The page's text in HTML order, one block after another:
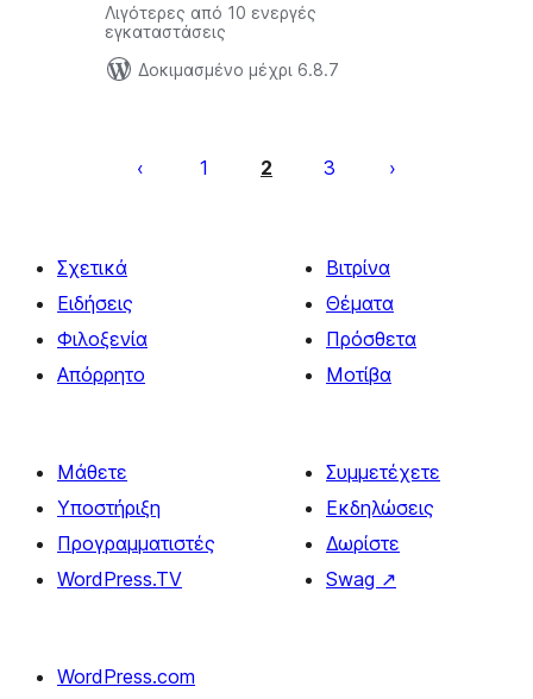
Λιγότερες από 10 ενεργές
εγκαταστάσεις
Δοκιμασμένο μέχρι 6.8.7
άρθρων
1 2 3
Σχετικά
Ειδήσεις
Φιλοξενία
Απόρρητο
Βιτρίνα
Θέματα
Πρόσθετα
Μοτίβα
Μάθετε
Υποστήριξη
Προγραμματιστές
WordPress.TV
Συμμετέχετε
Εκδηλώσεις
Δωρίστε
Swag ↗
WordPress.com